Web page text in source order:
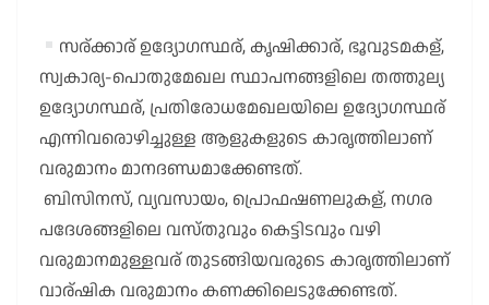
സര്ക്കാര് ഉദ്യോഗസ്ഥര്, കൃഷിക്കാര്, ഭൂവുടമകള്,
സ്വകാര്യ-പൊതുമേഖല സ്ഥാപനങ്ങളിലെ തത്തുല്യ
ഉദ്യോഗസ്ഥര്, പ്രതിരോധമേഖലയിലെ ഉദ്യോഗസ്ഥര്
എന്നിവരൊഴിച്ചുള്ള ആളുകളുടെ കാരൃത്തിലാണ്
വരുമാനം മാനദണ്ഡമാക്കേണ്ടത്.
ബിസിനസ്, വ്യവസായം, പ്രൊഫഷണലുകള്, നഗര
പദേശങ്ങളിലെ വസ്തുവും കെട്ടിടവും വഴി
വരുമാനമുള്ളവര് തുടങ്ങിയവരുടെ കാരൃത്തിലാണ്
വാര്ഷിക വരുമാനം കണക്കിലെടുക്കേണ്ടത്.